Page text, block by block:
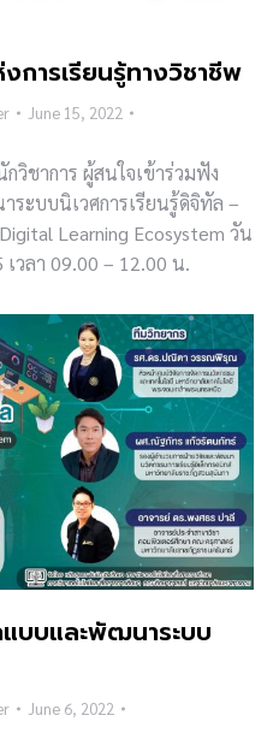
ารเรียนรู้ทางวิชาชีพ
June 15, 2022
วิชาการ ผู้สนใจเข้าร่วมฟัง
ะบบนิเวศการเรียนรู้ดิจิทัล –
Learning Ecosystem วัน
วลา 09.00 – 12.00 น.
บบและพัฒนาระบบ
June 6, 2022